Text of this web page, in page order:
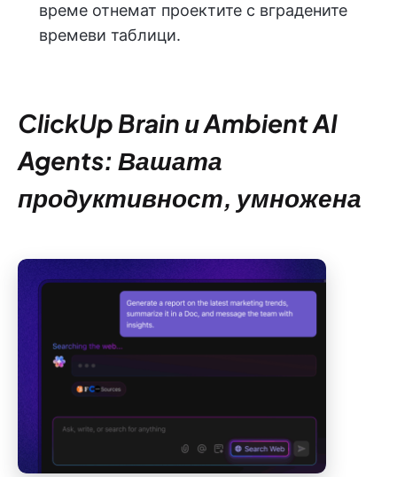
време отнемат проектите с вградените
времеви таблици.
ClickUp Brain и Ambient AI
Agents: Вашата
продуктивност, умножена